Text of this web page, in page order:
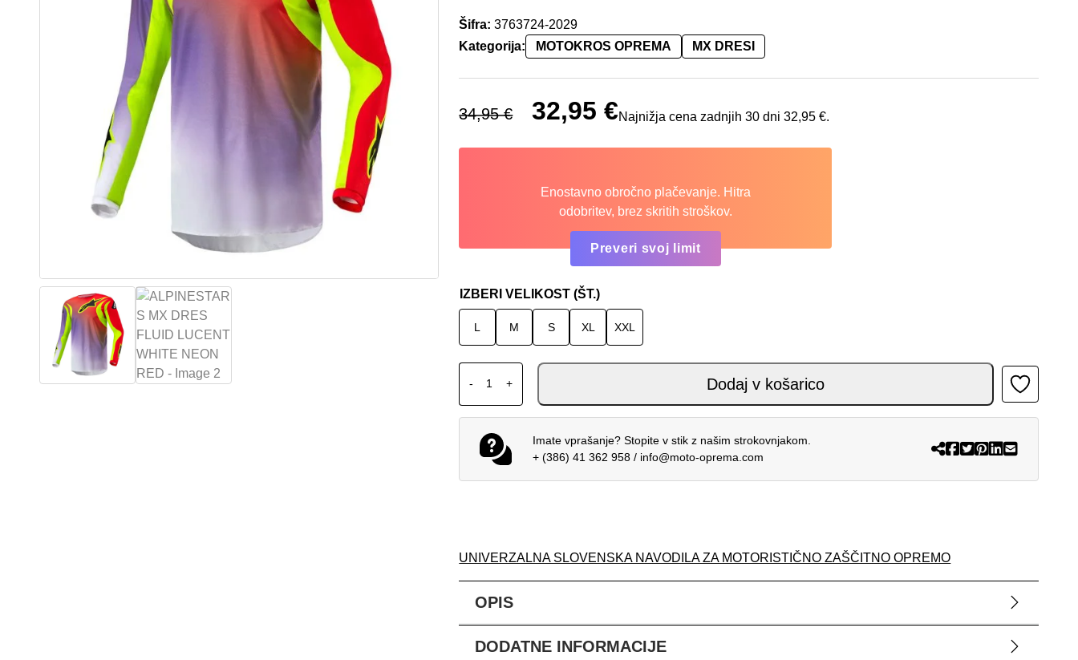
Šifra:3763724-2029
Kategorija:
MOTOKROS OPREMA MX DRESI
34,95€
Izvirna cena je bila: 34,95 €.
32,95€Najnižja cena zadnjih 30 dni32,95€.
Enostavno obročno plačevanje. Hitra
odobritev, brez skritih stroškov.
Preveri svoj limit
IZBERI VELIKOST (ŠT.)
L M S XL XXL
-
ALPINESTARS MX DRES FLUID LUCENT WHITE NEON RED količina
+ Dodaj v košarico
Imate vprašanje? Stopite v stik z našim strokovnjakom.
+ (386) 41 362 958 / info@moto-oprema.com
UNIVERZALNA SLOVENSKA NAVODILA ZA MOTORISTIČNO ZAŠČITNO OPREMO
OPIS
DODATNE INFORMACIJE